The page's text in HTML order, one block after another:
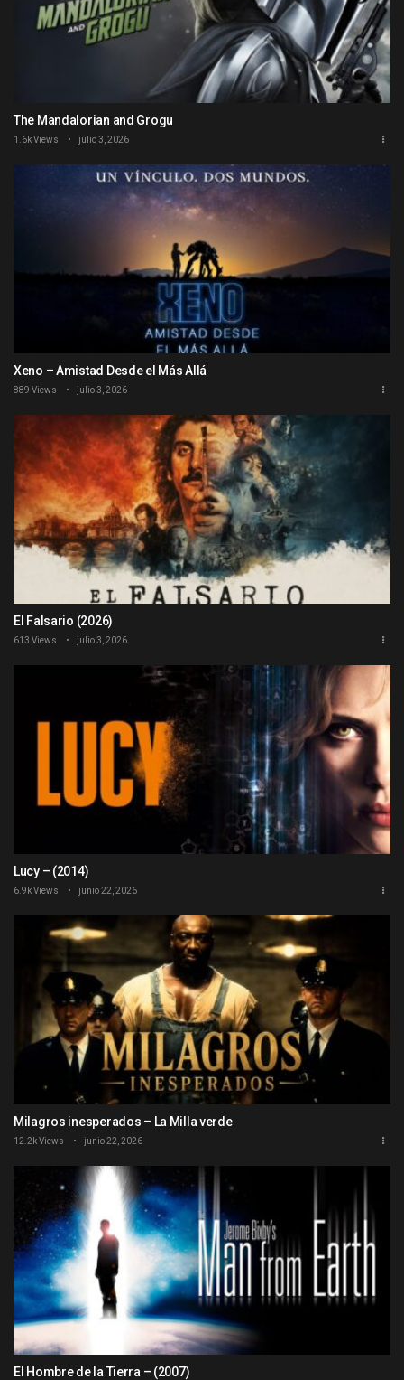
The Mandalorian and Grogu
1.6k Views julio 3, 2026
Xeno – Amistad Desde el Más Allá
889 Views julio 3, 2026
El Falsario (2026)
613 Views julio 3, 2026
Lucy – (2014)
6.9k Views junio 22, 2026
Milagros inesperados – La Milla verde
12.2k Views junio 22, 2026
El Hombre de la Tierra – (2007)